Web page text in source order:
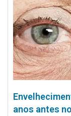
anos antes